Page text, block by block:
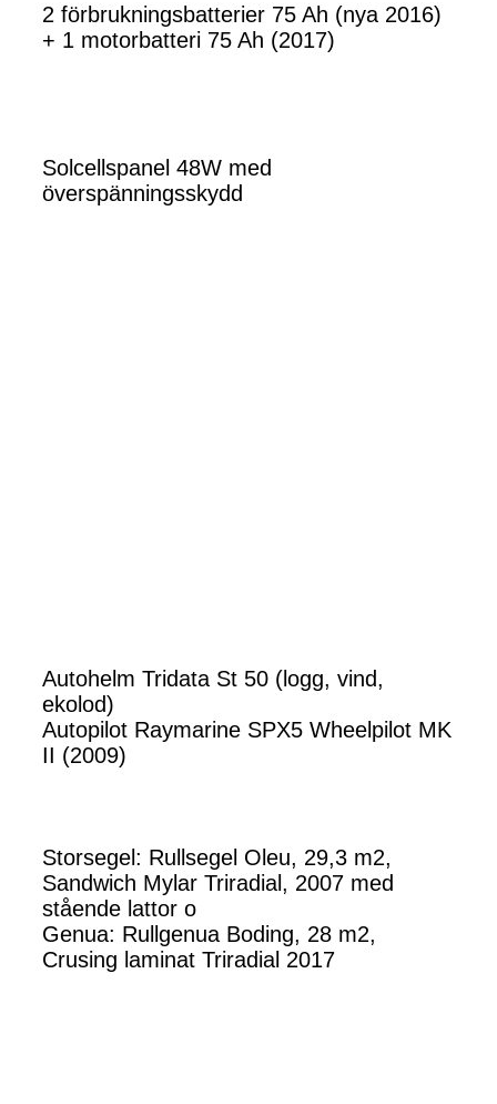
2 förbrukningsbatterier 75 Ah (nya 2016)
+ 1 motorbatteri 75 Ah (2017)
Solcellspanel 48W med
överspänningsskydd
Autohelm Tridata St 50 (logg, vind,
ekolod)
Autopilot Raymarine SPX5 Wheelpilot MK
II (2009)
Storsegel: Rullsegel Oleu, 29,3 m2,
Sandwich Mylar Triradial, 2007 med
stående lattor o
Genua: Rullgenua Boding, 28 m2,
Crusing laminat Triradial 2017